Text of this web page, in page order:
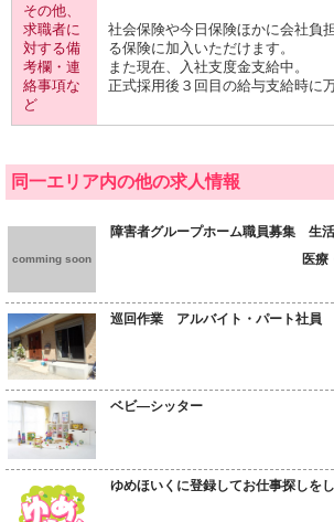
その他、
求職者に
対する備
考欄・連
絡事項な
ど
社会保険や今日保険ほかに会社負
る保険に加入いただけます。
また現在、入社支度金支給中。
正式採用後３回目の給与支給時に
同一エリア内の他の求人情報
comming soon
障害者グループホーム職員募集 生
医療
巡回作業 アルバイト・パート社員
ベビ―シッター
ゆめほいくに登録してお仕事探しを